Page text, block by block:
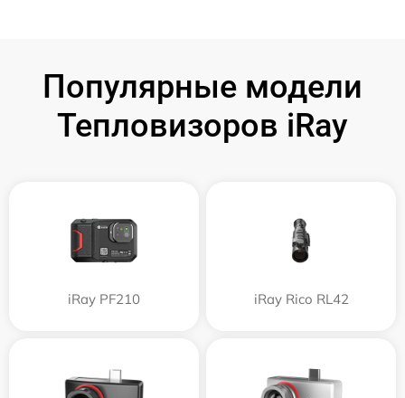
Популярные модели
Тепловизоров iRay
iRay PF210 iRay Rico RL42